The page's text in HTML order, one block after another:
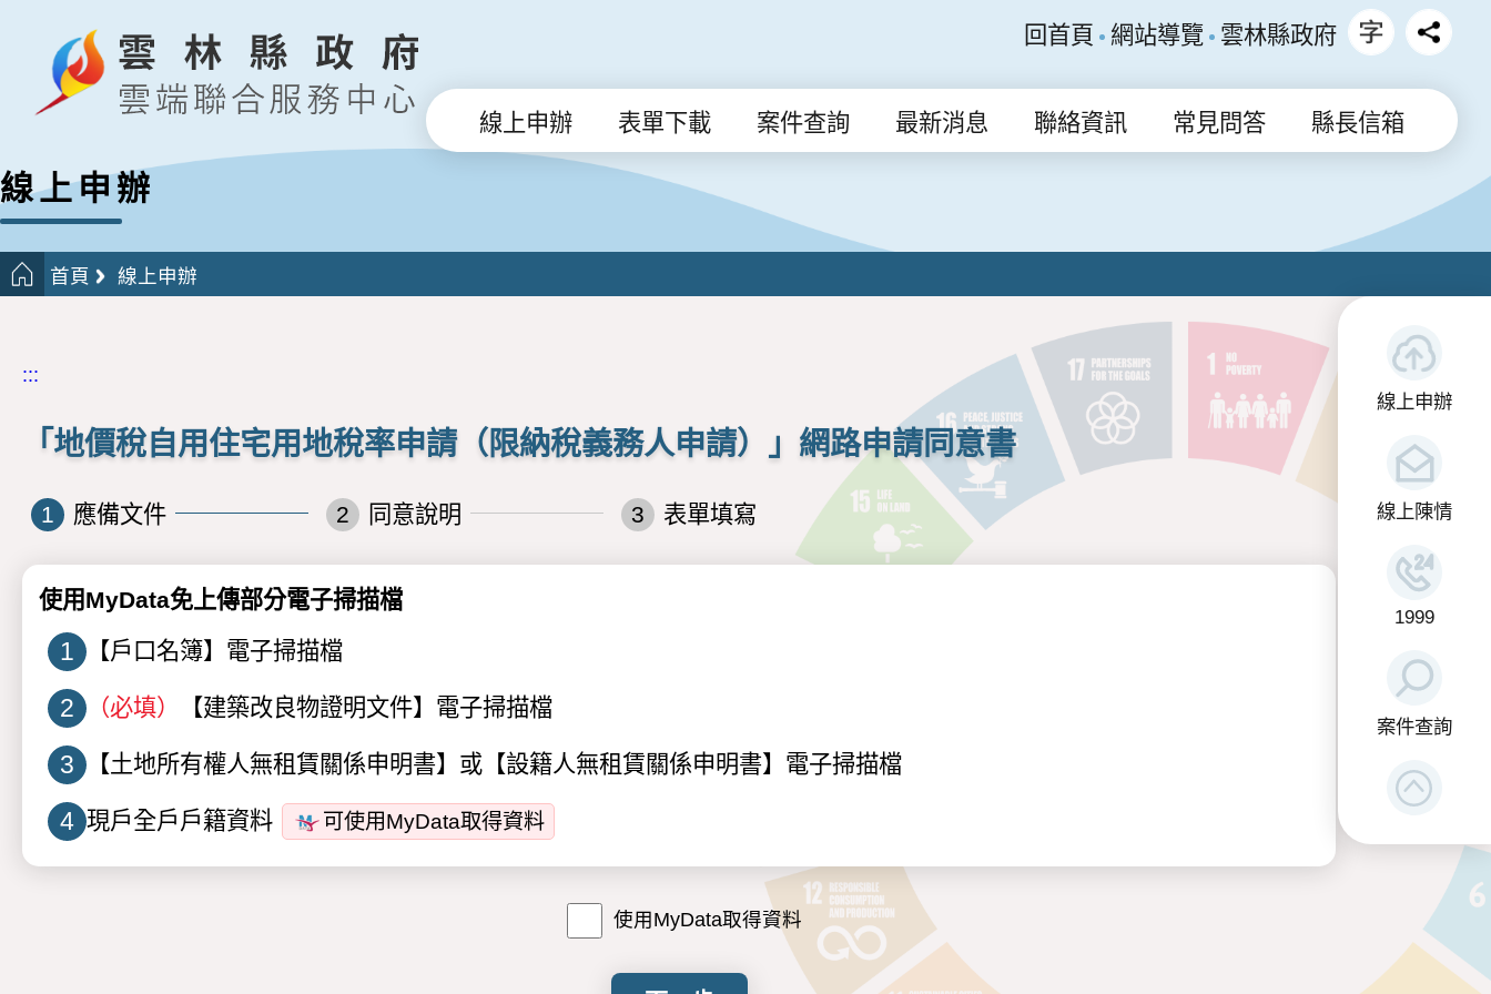
線上申辦
線上陳情
1999
案件查詢
回首頁 網站導覽 雲林縣政府
線上申辦 表單下載 案件查詢 最新消息 聯絡資訊 常見問答 縣長信箱
線上申辦
首頁 線上申辦
:::
「地價稅自用住宅用地稅率申請（限納稅義務人申請）」網路申請同意書
1 應備文件 2 同意說明 3 表單填寫
使用MyData免上傳部分電子掃描檔
1 【戶口名簿】電子掃描檔
2 （必填） 【建築改良物證明文件】電子掃描檔
3 【土地所有權人無租賃關係申明書】或【設籍人無租賃關係申明書】電子掃描檔
4 現戶全戶戶籍資料 可使用MyData取得資料
使用MyData取得資料